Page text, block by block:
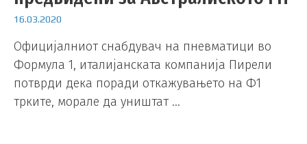
16.03.2020
Официјалниот снабдувач на пневматици во
Формула 1, италијанската компанија Пирели
потврди дека поради откажувањето на Ф1
трките, морале да уништат …